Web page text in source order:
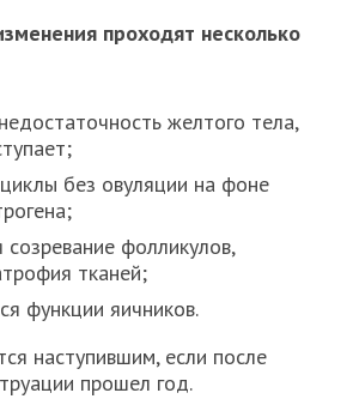
проходят несколько
желтого тела,
без овуляции на фоне
фолликулов,
тканей;
функции яичников.
наступившим, если после
прошел год.